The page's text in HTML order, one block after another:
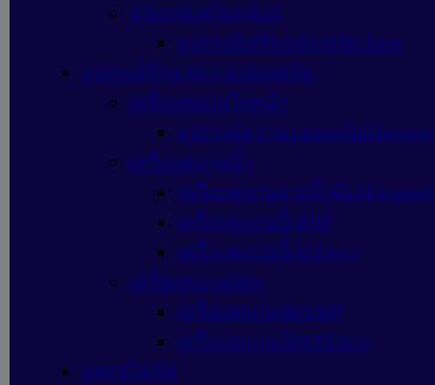
อุปกรณ์เสริมกล้อง
อุปกรณ์เสริมกล้องHikvision
อุปกรณ์รักษาความปลอดภัย
เครื่องสแกนใบหน้า
อุปกรณ์ความปลอดภัยHikvision
เครื่องสแกนนิ้ว
เครื่องสแกนลายนิ้วมือHikvision
เครื่องสแกนนิ้วHIP
เครื่องสแกนนิ้วZKteco
เครื่องสแกนบัตร
เครื่องสแกนบัตรHIP
เครื่องสแกนบัตรZKteco
แฟรชไดร์ฟ